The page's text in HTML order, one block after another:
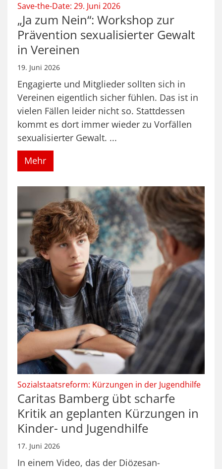
Save-the-Date: 29. Juni 2026:
„Ja zum Nein“: Workshop zur
Prävention sexualisierter Gewalt
in Vereinen
19. Juni 2026
Engagierte und Mitglieder sollten sich in
Vereinen eigentlich sicher fühlen. Das ist in
vielen Fällen leider nicht so. Stattdessen
kommt es dort immer wieder zu Vorfällen
sexualisierter Gewalt. ...
Mehr
Sozialstaatsreform: Kürzungen in der Jugendhilfe:
Caritas Bamberg übt scharfe
Kritik an geplanten Kürzungen in
Kinder- und Jugendhilfe
17. Juni 2026
In einem Video, das der Diözesan-